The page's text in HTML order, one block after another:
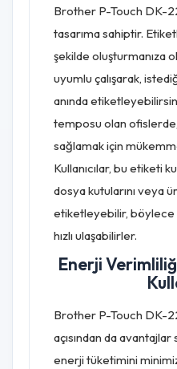
Brother P-Touch DK-
tasarıma sahiptir.
şekilde oluşturmanıza
uyumlu çalışarak,
anında
temposu olan
sağlamak için
Kullanıcılar, bu etiketi
dosya kutularını veya
etiketleyebilir, böylece
hızlı ulaşabilirler.
Enerji
Brother P-Touch DK-
açısından da avantajlar
enerji tüketimini